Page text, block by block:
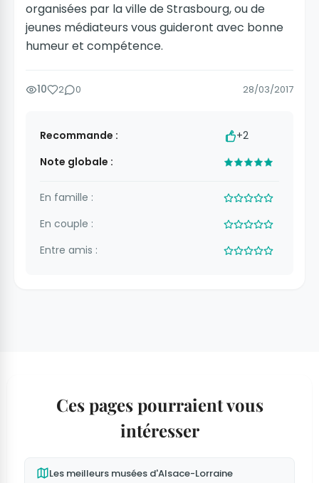
organisées par la ville de Strasbourg, ou de
jeunes médiateurs vous guideront avec bonne
humeur et compétence.
10 2 0 28/03/2017
Recommande :
+2
Note globale :
En famille :
En couple :
Entre amis :
Ces pages pourraient vous
intéresser
Les meilleurs musées d'Alsace-Lorraine